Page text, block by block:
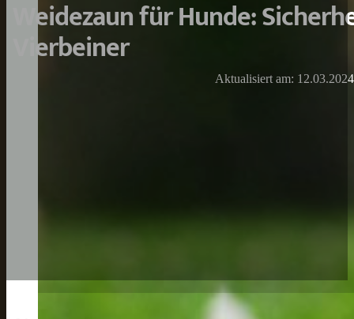
Weidezaun für Hunde:
Vierbeiner
Aktualisiert am: 12.03.2024